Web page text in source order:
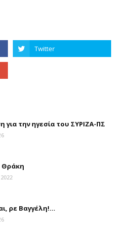
την ηγεσία του ΣΥΡΙΖΑ-ΠΣ
Θράκη
ρε Βαγγέλη!...